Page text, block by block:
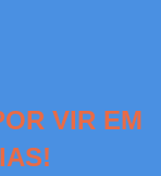
VIR EM